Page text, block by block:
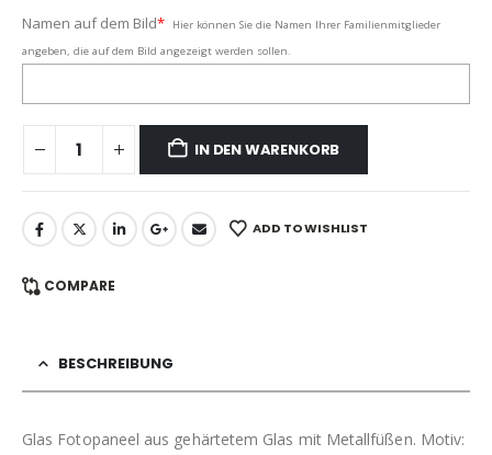
Namen auf dem Bild*
Hier können Sie die Namen Ihrer Familienmitglieder
angeben, die auf dem Bild angezeigt werden sollen.
IN DEN WARENKORB
ADD TO WISHLIST
COMPARE
BESCHREIBUNG
Glas Fotopaneel aus gehärtetem Glas mit Metallfüßen. Motiv: